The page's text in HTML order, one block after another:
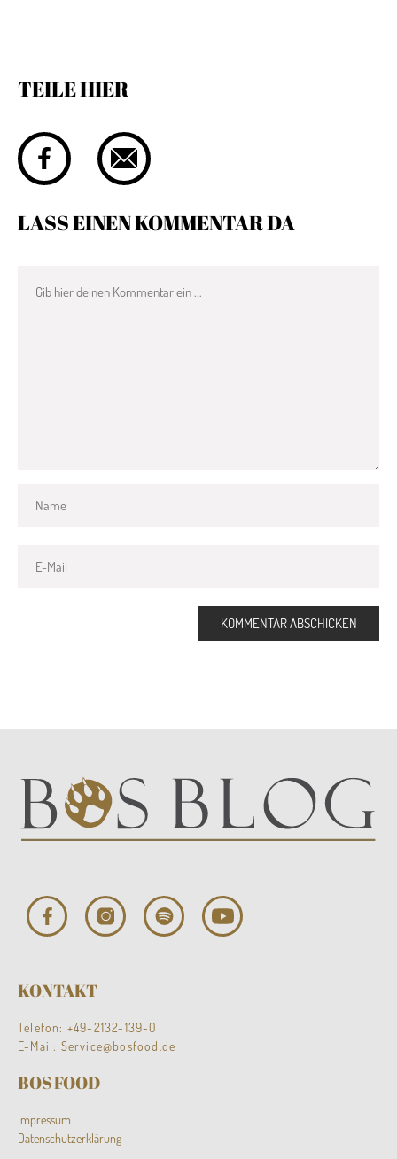
LASS EINEN KOMMENTAR DA
TEILE HIER
KONTAKT
Telefon: +49-2132-139-0
E-Mail: Service@bosfood.de
BOS FOOD
Impressum
Datenschutzerklärung